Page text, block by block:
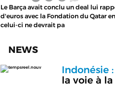
Le Barça avait conclu un deal lui
d'euros avec la Fondation du Qatar
celui-ci ne devrait pa
NEWS
tempsreel.nouv Indonésie :
la voie à